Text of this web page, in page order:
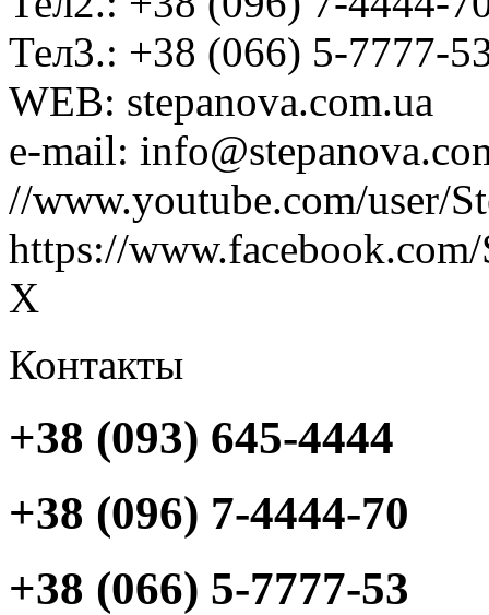
Тел3.: +38 (066) 5-7777-
WEB: stepanova.com.ua
e-mail:
//www.youtube.com/user/
https://
X
Контакты
+38 (093) 645-4444
+38 (096) 7-4444-70
+38 (066) 5-7777-53